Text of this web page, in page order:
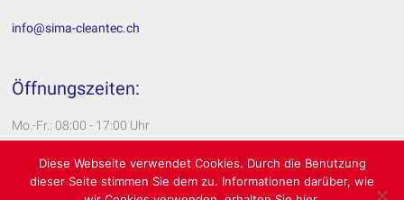
info@sima-cleantec.ch
Öffnungszeiten:
Mo.-Fr.: 08:00 - 17:00 Uhr
Impressum
Datenschutzerklärung
Diese Webseite verwendet Cookies. Durch die Benutzung
dieser Seite stimmen Sie dem zu. Informationen darüber, wie